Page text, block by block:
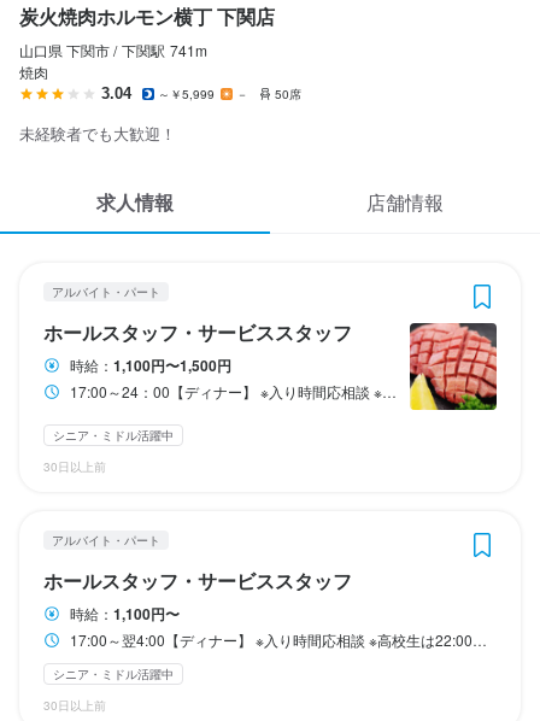
気になる求人
検索履歴・保存した条件
ヘルプ・お問い合わせフォーム
掲載をご検討の店舗様へ
食べログ求人PRESS
プライバシーポリシー
炭火焼肉ホルモン横丁 下関店
山口県 下関市 / 下関駅 741m
焼肉
3.04 ～￥5,999 － 50席
未経験者でも大歓迎！
求人情報 店舗情報
アルバイト・パート
ホールスタッフ・サービススタッフ
時給： 1,100円〜1,500円
17:00～24：00【ディナー】 ※入り時間応相談 ※高校生は22:00迄 ・シフト制
シニア・ミドル活躍中
30日以上前
アルバイト・パート
ホールスタッフ・サービススタッフ
時給： 1,100円〜
17:00～翌4:00【ディナー】 ※入り時間応相談 ※高校生は22:00迄 ・シフト制
シニア・ミドル活躍中
30日以上前
ホールスタッフ・サービススタッフ
ホールスタッフ・サービススタッフ
研修期間１００時間時給1,050円
給与補足
交通費支給200円（条件あり）
収入例
例）時給1,100円×5時間×週2日×4週＝約44,000円
17:00～翌4:00【ディナー】
※入り時間応相談
※高校生は22:00迄
・シフト制
シフト制／毎月の自己申告制（自由度高め♪）
☆☆安心して働ける環境です☆☆
社員がしっかりサポートするので、急な休みなどの対応も可能!!
賄いあり
雇用保険あり
労災保険あり
制服貸与
車通勤可
まかない・食事補助あり
調理補助・調理見習い
調理補助・調理見習い
※入り時間応相談
※高校生は22:00迄
・シフト制
終電考慮あり